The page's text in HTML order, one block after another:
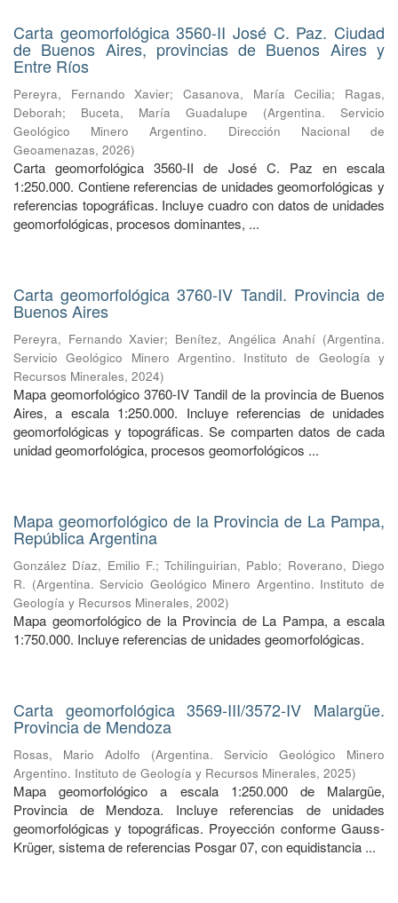
Carta geomorfológica 3560-II José C. Paz. Ciudad
de Buenos Aires, provincias de Buenos Aires y
Entre Ríos
Pereyra, Fernando Xavier;Casanova, María Cecilia; Ragas,
Deborah; Buceta, María Guadalupe (Argentina. Servicio
Geológico Minero Argentino. Dirección Nacional de
Geoamenazas, 2026)
Carta geomorfológica 3560-II de José C. Paz en escala
1:250.000. Contiene referencias de unidades geomorfológicas y
referencias topográficas. Incluye cuadro con datos de unidades
geomorfológicas, procesos dominantes, ...
Carta geomorfológica 3760-IV Tandil. Provincia de
Buenos Aires
Pereyra, Fernando Xavier; Benítez, Angélica Anahí (Argentina.
Servicio Geológico Minero Argentino. Instituto de Geología y
Recursos Minerales, 2024)
Mapa geomorfológico 3760-IV Tandil de la provincia de Buenos
Aires, a escala 1:250.000. Incluye referencias de unidades
geomorfológicas y topográficas. Se comparten datos de cada
unidad geomorfológica, procesos geomorfológicos ...
Mapa geomorfológico de la Provincia de La Pampa,
República Argentina
González Díaz, Emilio F.;Tchilinguirian, Pablo; Roverano, Diego
R. (Argentina. Servicio Geológico Minero Argentino. Instituto de
Geología y Recursos Minerales, 2002)
Mapa geomorfológico de la Provincia de La Pampa, a escala
1:750.000. Incluye referencias de unidades geomorfológicas.
Carta geomorfológica 3569-III/3572-IV Malargüe.
Provincia de Mendoza
Rosas, Mario Adolfo (Argentina. Servicio Geológico Minero
Argentino. Instituto de Geología y Recursos Minerales, 2025)
Mapa geomorfológico a escala 1:250.000 de Malargüe,
Provincia de Mendoza. Incluye referencias de unidades
geomorfológicas y topográficas. Proyección conforme Gauss-
Krüger, sistema de referencias Posgar 07, con equidistancia ...